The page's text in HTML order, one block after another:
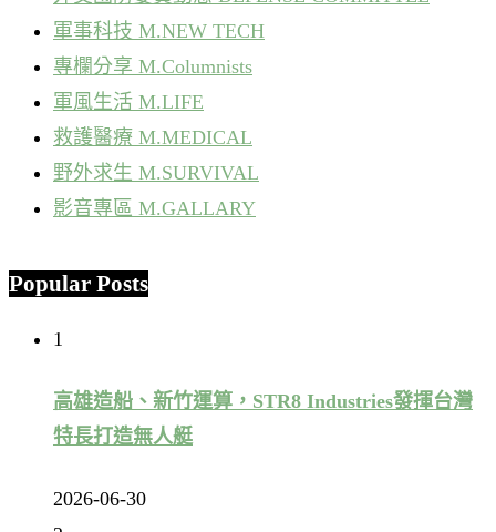
軍事科技 M.NEW TECH
專欄分享 M.Columnists
軍風生活 M.LIFE
救護醫療 M.MEDICAL
野外求生 M.SURVIVAL
影音專區 M.GALLARY
Popular Posts
1
高雄造船、新竹運算，STR8 Industries發揮台灣
特長打造無人艇
2026-06-30